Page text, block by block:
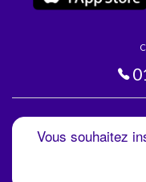
Vous souhaitez